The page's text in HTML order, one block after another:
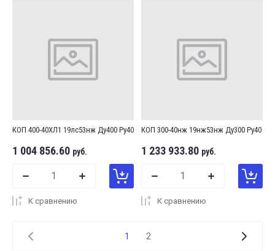
КОП 400-40ХЛ1 19лс53нж Ду400 Ру40
1 004 856.60 руб.
К сравнению
КОП 300-40нж 19нж53нж Ду300 Ру40
1 233 933.80 руб.
К сравнению
1 2